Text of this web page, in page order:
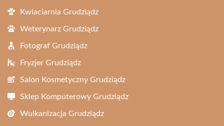
Kwiaciarnia Grudziądz
Weterynarz Grudziądz
Fotograf Grudziądz
Fryzjer Grudziądz
Salon Kosmetyczny Grudziądz
Sklep Komputerowy Grudziądz
Wulkanizacja Grudziądz